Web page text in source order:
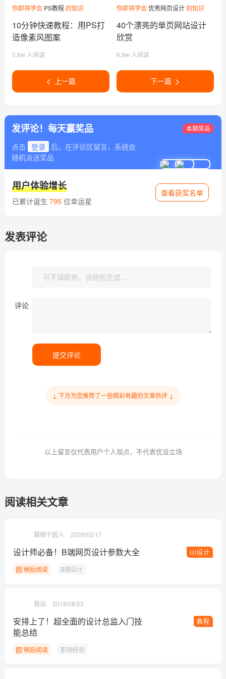
你即将学会 PS教程的知识
10分钟快速教程：用PS打
造像素风图案
5.6w 人阅读
上一篇
你即将学会优秀网页设计 的知识
40个漂亮的单页网站设计
欣赏
6.9w 人阅读
下一篇
发评论！每天赢奖品
点击 登录
后，在评论区留言，系统会
随机派送奖品
本期奖品
用户体验增长
已累计诞生 795位幸运星
查看获奖名单
发表评论
评论
提交评论
↓ 下方为您推荐了一些精彩有趣的文章热评 ↓
以上留言仅代表用户个人观点，不代表优设立场
阅读相关文章
酸梅干超人 2026/03/17
UI设计
设计师必备！B端网页设计参数大全
稍后阅读 B端设计
程远 2018/08/23
教程
安排上了！超全面的设计总监入门技
能总结
稍后阅读 职场经验